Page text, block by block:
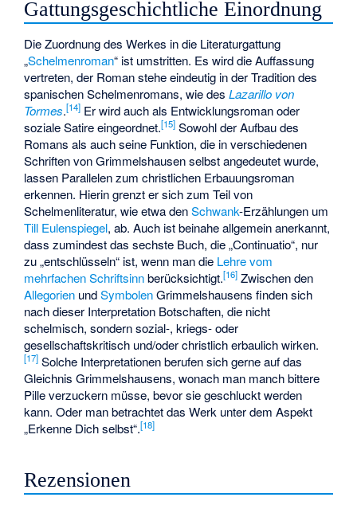
Gattungsgeschichtliche Einordnung
Die Zuordnung des Werkes in die Literaturgattung
„Schelmenroman“ ist umstritten. Es wird die Auffassung
vertreten, der Roman stehe eindeutig in der Tradition des
spanischen Schelmenromans, wie desLazarillo von
Tormes.[14] Er wird auch als Entwicklungsroman oder
soziale Satire eingeordnet.[15] Sowohl der Aufbau des
Romans als auch seine Funktion, die in verschiedenen
Schriften von Grimmelshausen selbst angedeutet wurde,
lassen Parallelen zum christlichen Erbauungsroman
erkennen. Hierin grenzt er sich zum Teil von
Schelmenliteratur, wie etwa denSchwank-Erzählungen um
Till Eulenspiegel, ab. Auch ist beinahe allgemein anerkannt,
dass zumindest das sechste Buch, die „Continuatio“, nur
zu „entschlüsseln“ ist, wenn man die Lehre vom
mehrfachen Schriftsinnberücksichtigt.[16] Zwischen den
Allegorien undSymbolenGrimmelshausens finden sich
nach dieser Interpretation Botschaften, die nicht
schelmisch, sondern sozial-, kriegs- oder
gesellschaftskritisch und/oder christlich erbaulich wirken.
[17] Solche Interpretationen berufen sich gerne auf das
Gleichnis Grimmelshausens, wonach man manch bittere
Pille verzuckern müsse, bevor sie geschluckt werden
kann. Oder man betrachtet das Werk unter dem Aspekt
„Erkenne Dich selbst“.[18]
Rezensionen